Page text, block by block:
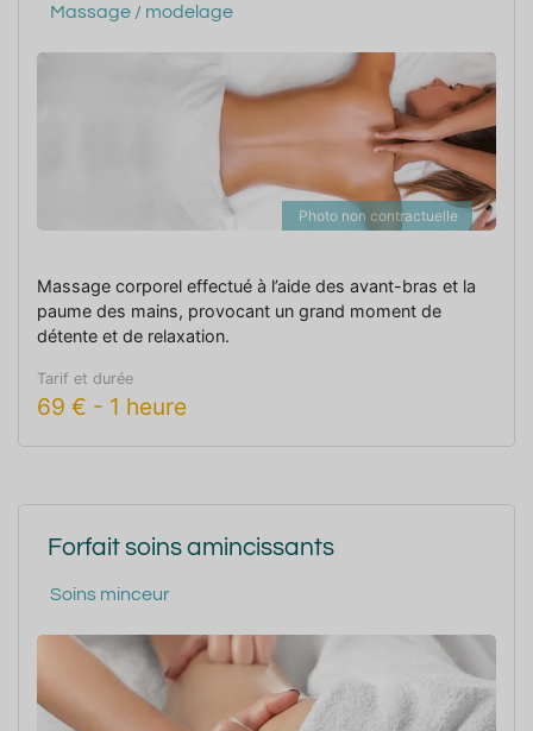
Massage / modelage
Photo non contractuelle
Massage corporel effectué à l’aide des avant-bras et la
paume des mains, provocant un grand moment de
détente et de relaxation.
Tarif et durée
69 € - 1 heure
Forfait soins amincissants
Soins minceur